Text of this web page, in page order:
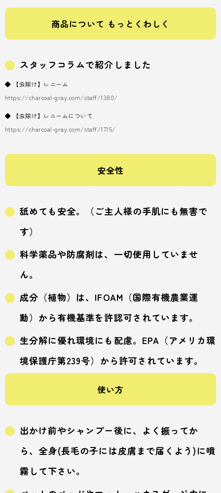
商品について もっとくわしく
スタッフコラムで紹介しました
◆ 【虫除け】レニーム
https://charcoal-gray.com/staff/1380/
◆ 【虫除け】レニームについて
https://charcoal-gray.com/staff/1715/
安全性
舐めても安全。（ご主人様の手肌にも無害で
す）
科学薬品や防腐剤は、一切使用していませ
ん。
成分（植物）は、IFOAM（国際有機農業運
動）から有機基準を許認可されています。
生分解に優れ環境にも配慮。EPA（アメリカ環
境保護庁第239号）から許可されています。
使い方
出かけ前やシャンプー後に、よく振ってか
ら、全身(長毛の子には皮膚まで届くよう)に噴
霧して下さい。